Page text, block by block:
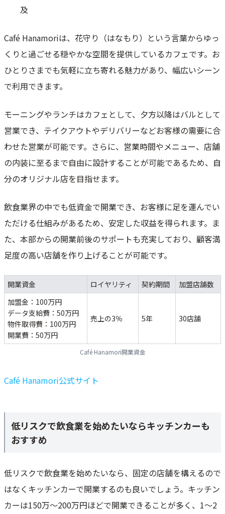
及
Café Hanamoriは、花守り（はなもり）という言葉からゆっ
くりと過ごせる穏やかな空間を提供しているカフェです。お
ひとりさまでも気軽に立ち寄れる魅力があり、幅広いシーン
で利用できます。
モーニングやランチはカフェとして、夕方以降はバルとして
営業でき、テイクアウトやデリバリーなどお客様の需要に合
わせた営業が可能です。さらに、営業時間やメニュー、店舗
の内装に至るまで自由に設計することが可能であるため、自
分のオリジナル店を目指せます。
飲食業界の中でも低資金で開業でき、お客様に足を運んでい
ただける仕組みがあるため、安定した収益を得られます。ま
た、本部からの開業前後のサポートも充実しており、顧客満
足度の高い店舗を作り上げることが可能です。
開業資金 ロイヤリティ 契約期間
加盟店舗数
加盟金：100万円
データ支給費：50万円
物件取得費：100万円
開業費：50万円
売上の3％ 5年 30店舗
Café Hanamori開業資金
Café Hanamori公式サイト
低リスクで飲食業を始めたいならキッチンカーも
おすすめ
低リスクで飲食業を始めたいなら、固定の店舗を構えるので
はなくキッチンカーで開業するのも良いでしょう。キッチン
カーは150万～200万円ほどで開業できることが多く、1～2